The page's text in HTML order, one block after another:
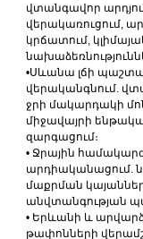
վտանգավոր
վերակառուցում,
կրճատում,
•Սևանա լճի
վերականգնում.
ջրի մակարդակի
միջավայրի
զարգացում։
• Ջրային
արդիականացում.
մաքրման
անվտանգության
• Երևանի և
թափոնների